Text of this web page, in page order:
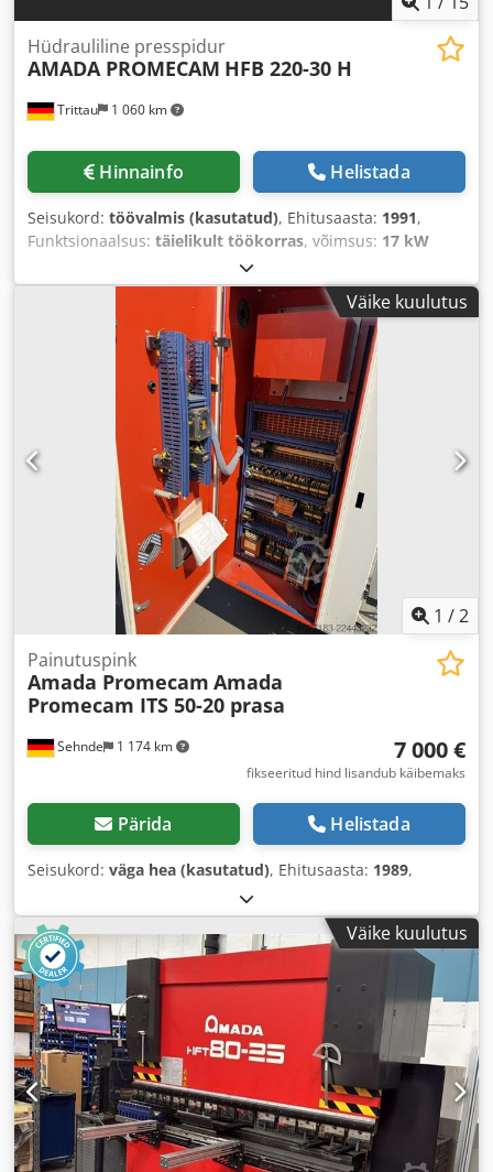
Trittau 1 060 km
Hüdrauliline presspidur
AMADA PROMECAM HFB 220-30 H
Hinnainfo Helistada
Seisukord: töövalmis (kasutatud), Ehitusaasta: 1991,
Funktsionaalsus: täielikult töökorras, võimsus: 17 kW
220 t
kaelusügavus:420 mm, kogulaius:3 650 mm, kogukõrgus:
, kogumass: 17 900 kg, Väike kuulutus
1 /2
Sehnde 1 174 km
Painutuspink
Amada Promecam Amada
Promecam ITS 50-20 prasa
7 000 €
fikseeritud hind lisandub käibemaks
Pärida Helistada
Seisukord: väga hea (kasutatud), Ehitusaasta: 1989,
Väike kuulutus